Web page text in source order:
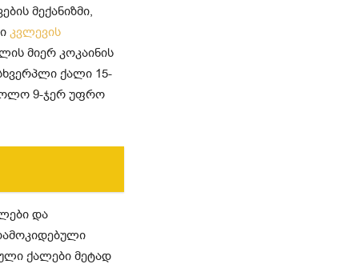
მექანიზმი,
კვლევის
მიერ კოკაინის
ქალი 15-
9-ჯერ უფრო
და
ქალები მეტად